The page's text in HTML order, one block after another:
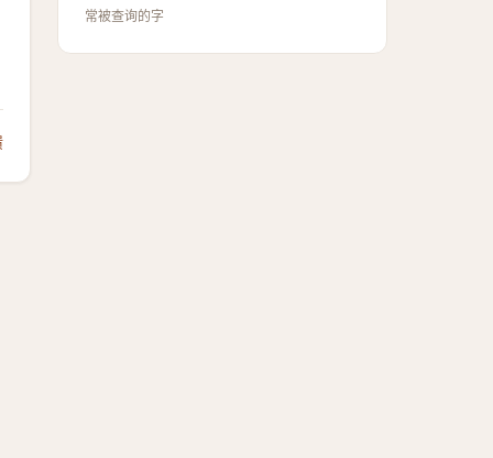
常被查询的字